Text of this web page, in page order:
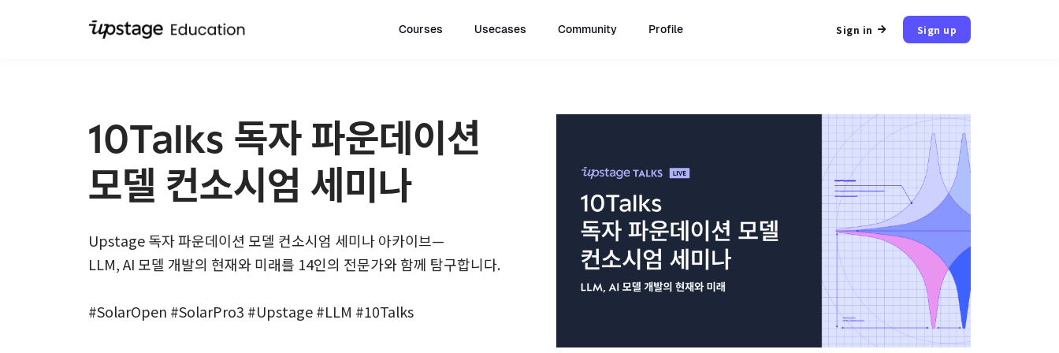
Courses Usecases Community Profile Sign in Sign up
10Talks 독자 파운데이션
모델 컨소시엄 세미나
Upstage 독자 파운데이션 모델 컨소시엄 세미나 아카이브—
LLM, AI 모델 개발의 현재와 미래를 14인의 전문가와 함께 탐구합니다.
#SolarOpen #SolarPro3 #Upstage #LLM #10Talks